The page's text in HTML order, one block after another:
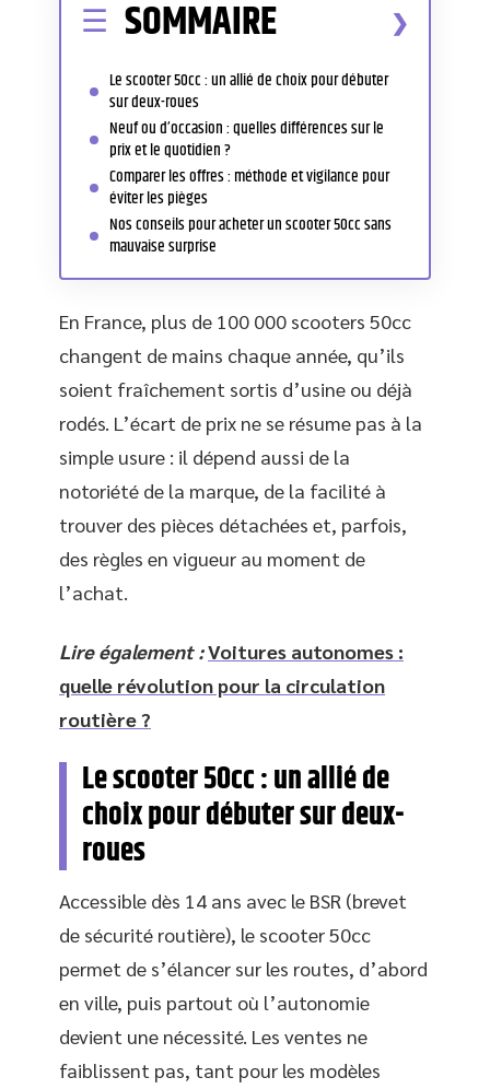
SOMMAIRE
Le scooter 50cc : un allié de choix pour débuter
sur deux-roues
Neuf ou d’occasion : quelles différences sur le
prix et le quotidien ?
Comparer les offres : méthode et vigilance pour
éviter les pièges
Nos conseils pour acheter un scooter 50cc sans
mauvaise surprise
En France, plus de 100 000 scooters 50cc
changent de mains chaque année, qu’ils
soient fraîchement sortis d’usine ou déjà
rodés. L’écart de prix ne se résume pas à la
simple usure : il dépend aussi de la
notoriété de la marque, de la facilité à
trouver des pièces détachées et, parfois,
des règles en vigueur au moment de
l’achat.
Lire également :Voitures autonomes :
quelle révolution pour la circulation
routière ?
Le scooter 50cc : un allié de
choix pour débuter sur deux-
roues
Accessible dès 14 ans avec le BSR (brevet
de sécurité routière), le scooter 50cc
permet de s’élancer sur les routes, d’abord
en ville, puis partout où l’autonomie
devient une nécessité. Les ventes ne
faiblissent pas, tant pour les modèles